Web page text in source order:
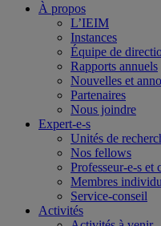
À propos
L’IEIM
Instances
Équipe de
Rapports annuels
Nouvelles et
Partenaires
Nous joindre
Expert-e-s
Unités de
Nos fellows
Professeur-e-s et
Membres
Service-conseil
Activités